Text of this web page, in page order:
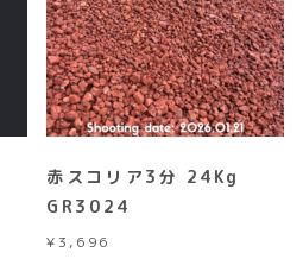
赤スコリア3分 24Kg
GR3024
¥3,696